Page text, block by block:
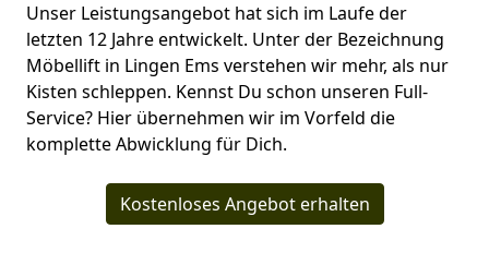
Unser Leistungsangebot hat sich im Laufe der
letzten 12 Jahre entwickelt. Unter der Bezeichnung
Möbellift in Lingen Ems verstehen wir mehr, als nur
Kisten schleppen. Kennst Du schon unseren Full-
Service? Hier übernehmen wir im Vorfeld die
komplette Abwicklung für Dich.
Kostenloses Angebot erhalten